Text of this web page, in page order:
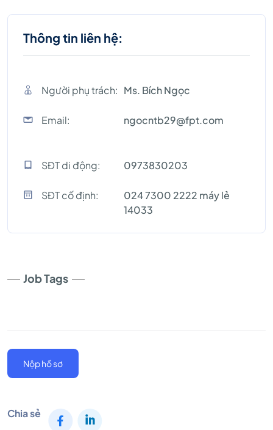
Thông tin liên hệ:
Người phụ trách: Ms. Bích Ngọc
Email: ngocntb29@fpt.com
SĐT di động: 0973830203
SĐT cố định:
024 7300 2222 máy lẻ
14033
Job Tags
Nộp hồ sơ
Chia sẻ